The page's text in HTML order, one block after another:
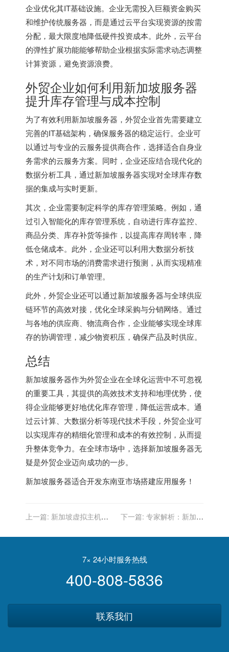
企业优化其IT基础设施。企业无需投入巨额资金购买
和维护传统服务器，而是通过云平台实现资源的按需
分配，最大限度地降低硬件投资成本。此外，云平台
的弹性扩展功能能够帮助企业根据实际需求动态调整
计算资源，避免资源浪费。
外贸企业如何利用新加坡服务器
提升库存管理与成本控制
为了有效利用新加坡服务器，外贸企业首先需要建立
完善的IT基础架构，确保服务器的稳定运行。企业可
以通过与专业的云服务提供商合作，选择适合自身业
务需求的云服务方案。同时，企业还应结合现代化的
数据分析工具，通过新加坡服务器实现对全球库存数
据的集成与实时更新。
其次，企业需要制定科学的库存管理策略。例如，通
过引入智能化的库存管理系统，自动进行库存监控、
商品分类、库存补货等操作，以提高库存周转率，降
低仓储成本。此外，企业还可以利用大数据分析技
术，对不同市场的消费需求进行预测，从而实现精准
的生产计划和订单管理。
此外，外贸企业还可以通过新加坡服务器与全球供应
链环节的高效对接，优化全球采购与分销网络。通过
与各地的供应商、物流商合作，企业能够实现全球库
存的协调管理，减少物资积压，确保产品及时供应。
总结
新加坡服务器作为外贸企业在全球化运营中不可忽视
的重要工具，其提供的高效技术支持和地理优势，使
得企业能够更好地优化库存管理，降低运营成本。通
过云计算、大数据分析等现代技术手段，外贸企业可
以实现库存的精细化管理和成本的有效控制，从而提
升整体竞争力。在全球市场中，选择新加坡服务器无
疑是外贸企业迈向成功的一步。
新加坡服务器适合开发东南亚市场搭建应用服务！
上一篇: 新加坡虚拟主机：
方案
下一篇: 专家解析：新加坡
战？
7× 24小时服务热线
400-808-5836
联系我们